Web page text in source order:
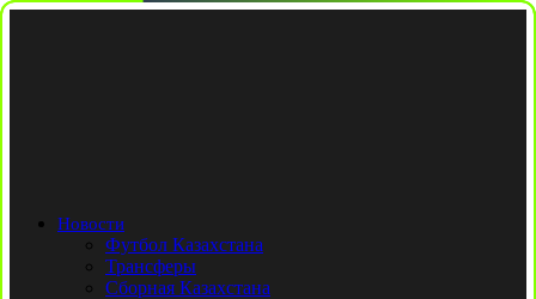
Новости
Футбол Казахстана
Трансферы
Сборная Казахстана